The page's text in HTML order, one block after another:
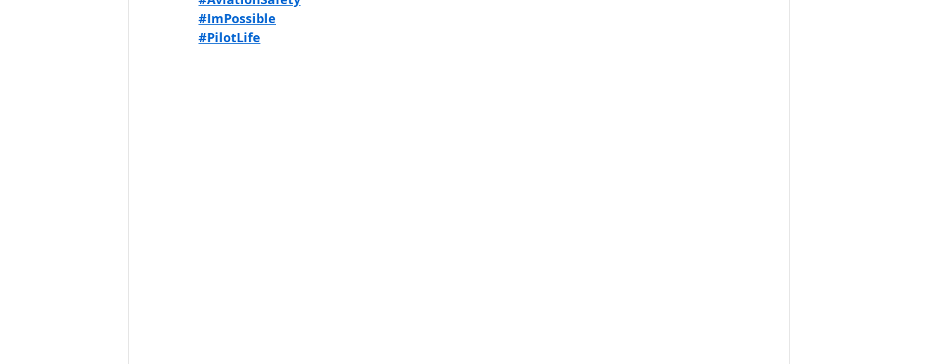
#ImPossible
#PilotLife